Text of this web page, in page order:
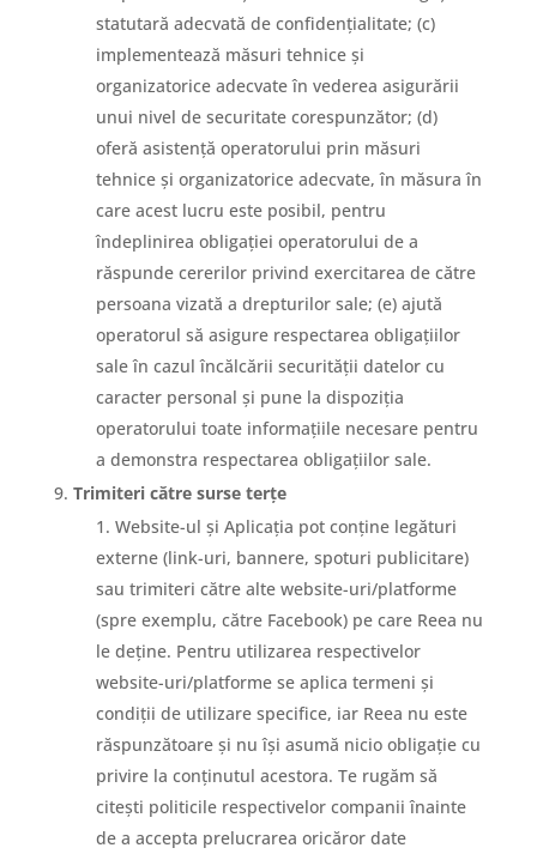
statutară adecvată de confidențialitate; (c)
implementează măsuri tehnice și
organizatorice adecvate în vederea asigurării
unui nivel de securitate corespunzător; (d)
oferă asistență operatorului prin măsuri
tehnice și organizatorice adecvate, în măsura în
care acest lucru este posibil, pentru
îndeplinirea obligației operatorului de a
răspunde cererilor privind exercitarea de către
persoana vizată a drepturilor sale; (e) ajută
operatorul să asigure respectarea obligațiilor
sale în cazul încălcării securității datelor cu
caracter personal și pune la dispoziția
operatorului toate informațiile necesare pentru
a demonstra respectarea obligațiilor sale.
Trimiteri către surse terțe
Website-ul și Aplicația pot conține legături
externe (link-uri, bannere, spoturi publicitare)
sau trimiteri către alte website-uri/platforme
(spre exemplu, către Facebook) pe care Reea nu
le deține. Pentru utilizarea respectivelor
website-uri/platforme se aplica termeni și
condiții de utilizare specifice, iar Reea nu este
răspunzătoare și nu își asumă nicio obligație cu
privire la conținutul acestora. Te rugăm să
citești politicile respectivelor companii înainte
de a accepta prelucrarea oricăror date